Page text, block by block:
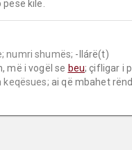
kile.
numri shumës; -llárë(t)
më i vogël se beu; çifligar i
keqësues; ai që mbahet